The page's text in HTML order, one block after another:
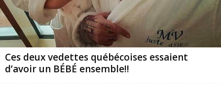
Ces deux vedettes québécoises essaient
d’avoir un BÉBÉ ensemble!!